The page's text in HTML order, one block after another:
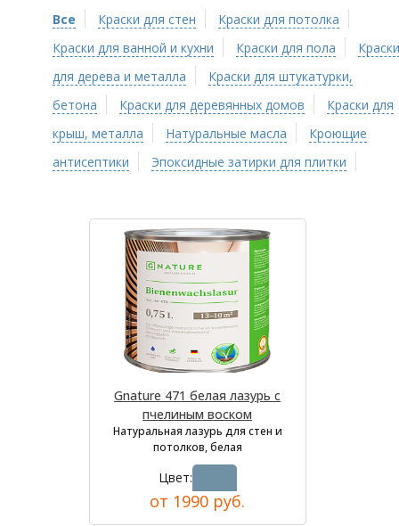
Все Краски для стен
Краски для потолка
Краски для ванной и кухни
Краски для пола
Краски
для дерева и металла
Краски для штукатурки,
бетона
Краски для деревянных домов
Краски для
крыш, металла
Натуральные масла
Кроющие
антисептики
Эпоксидные затирки для плитки
Gnature 471 белая лазурь с
пчелиным воском
Натуральная лазурь для стен и
потолков, белая
Цвет:
от 1990 руб.